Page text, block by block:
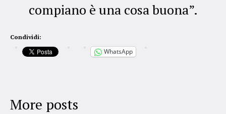
compiano è una cosa buona”.
Condividi:
WhatsApp
More posts